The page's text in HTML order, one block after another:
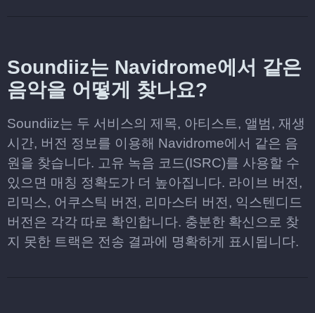
Soundiiz는 Navidrome에서 같은
음악을 어떻게 찾나요?
Soundiiz는 두 서비스의 제목, 아티스트, 앨범, 재생
시간, 버전 정보를 이용해 Navidrome에서 같은 음
원을 찾습니다. 고유 녹음 코드(ISRC)를 사용할 수
있으면 매칭 정확도가 더 높아집니다. 라이브 버전,
리믹스, 어쿠스틱 버전, 리마스터 버전, 익스텐디드
버전은 각각 따로 확인합니다. 충분한 확신으로 찾
지 못한 트랙은 전송 결과에 명확하게 표시됩니다.